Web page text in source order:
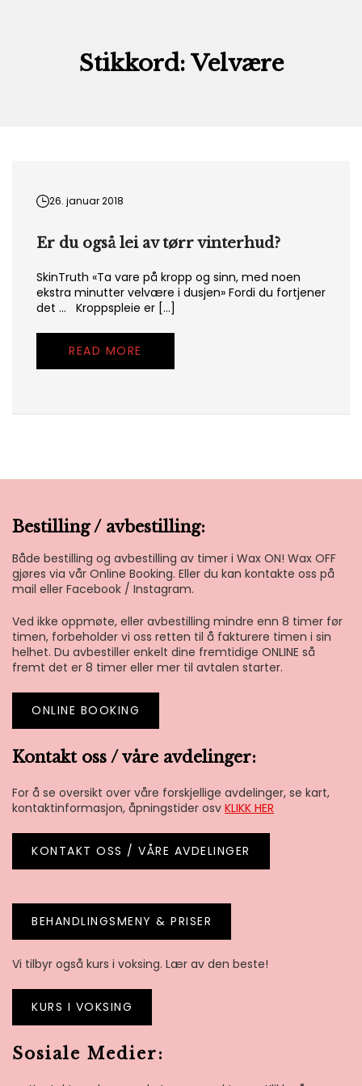
Stikkord: Velvære
26. januar 2018
Er du også lei av tørr vinterhud?
SkinTruth «Ta vare på kropp og sinn, med noen
ekstra minutter velvære i dusjen» Fordi du fortjener
det … Kroppspleie er […]
READ MORE
Bestilling / avbestilling:
Både bestilling og avbestilling av timer i Wax ON! Wax OFF
gjøres via vår Online Booking. Eller du kan kontakte oss på
mail eller Facebook / Instagram.
Ved ikke oppmøte, eller avbestilling mindre enn 8 timer før
timen, forbeholder vi oss retten til å fakturere timen i sin
helhet. Du avbestiller enkelt dine fremtidige ONLINE så
fremt det er 8 timer eller mer til avtalen starter.
ONLINE BOOKING
Kontakt oss / våre avdelinger:
For å se oversikt over våre forskjellige avdelinger, se kart,
kontaktinformasjon, åpningstider osv KLIKK HER
KONTAKT OSS / VÅRE AVDELINGER
BEHANDLINGSMENY & PRISER
Vi tilbyr også kurs i voksing. Lær av den beste!
KURS I VOKSING
Sosiale Medier: